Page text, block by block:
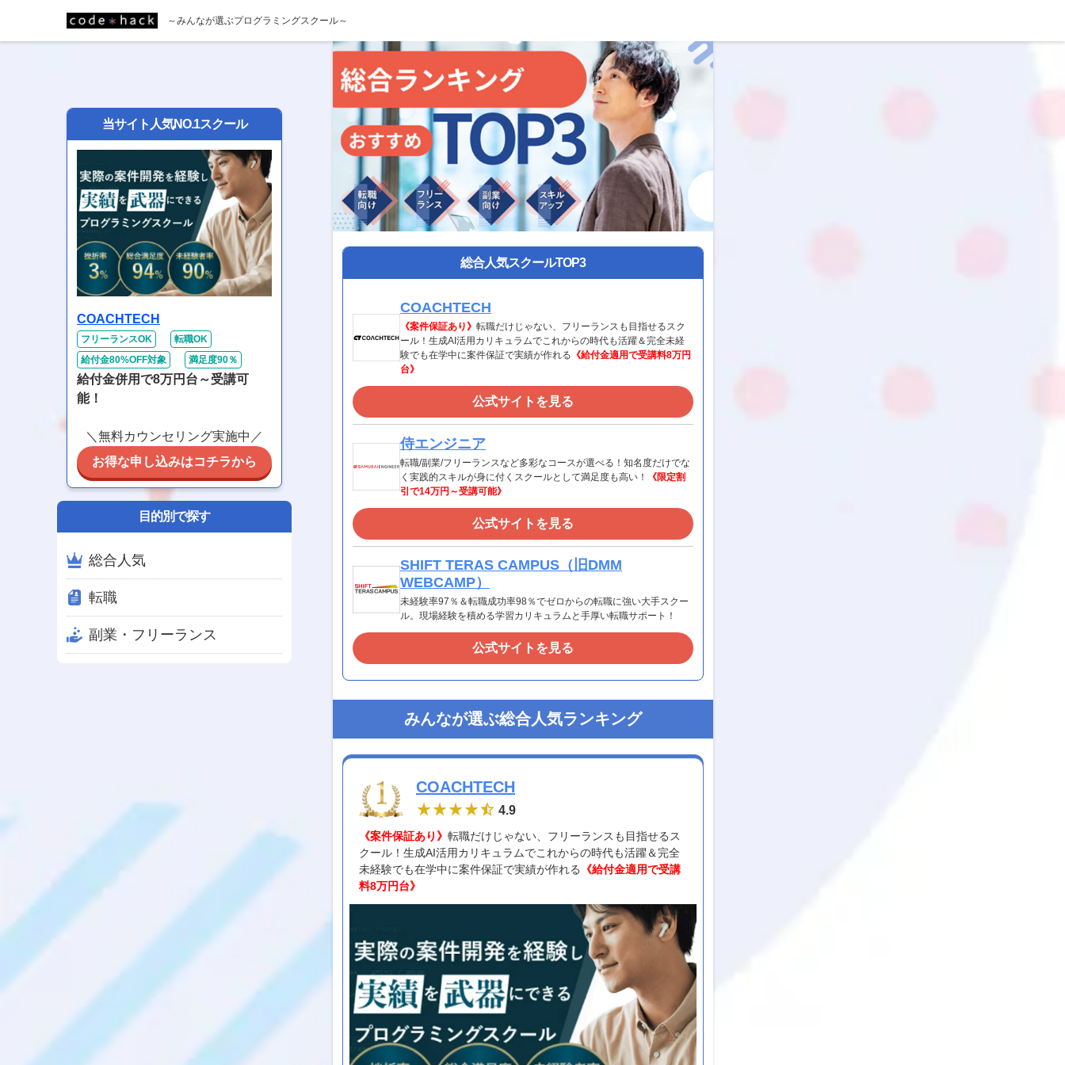
～みんなが選ぶプログラミングスクール～
当サイト人気NO.1スクール
COACHTECH
フリーランスOK
転職OK
給付金80%OFF対象
満足度90％
給付金併用で8万円台～受講可
能！
＼無料カウンセリング実施中／
お得な申し込みはコチラから
目的別で探す
総合人気
転職
副業・フリーランス
総合人気スクールTOP3
COACHTECH
《案件保証あり》 転職だけじゃない、フリーランスも目指せるスク
ール！生成AI活用カリキュラムでこれからの時代も活躍＆完全未経
験でも在学中に案件保証で実績が作れる 《給付金適用で受講料8万円
台》
公式サイトを見る
侍エンジニア
転職/副業/フリーランスなど多彩なコースが選べる！知名度だけでな
く実践的スキルが身に付くスクールとして満足度も高い！
《限定割
引で14万円～受講可能》
公式サイトを見る
SHIFT TERAS CAMPUS（旧DMM
WEBCAMP）
未経験率97％＆転職成功率98％でゼロからの転職に強い大手スクー
ル。現場経験を積める学習カリキュラムと手厚い転職サポート！
公式サイトを見る
みんなが選ぶ総合人気ランキング
COACHTECH
4.9
《案件保証あり》 転職だけじゃない、フリーランスも目指せるス
クール！生成AI活用カリキュラムでこれからの時代も活躍＆完全
未経験でも在学中に案件保証で実績が作れる
《給付金適用で受講
料8万円台》